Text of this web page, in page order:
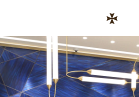
コーポレートサイトへのリンク
Return to Nav